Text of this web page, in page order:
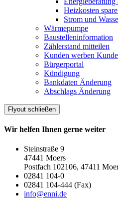
Heizkosten
Strom und
Wärmepumpe
Baustelleninformation
Zählerstand mitteilen
Kunden werben
Bürgerportal
Kündigung
Bankdaten Änderung
Abschlags Änderung
Flyout schließen
Wir helfen Ihnen gerne weiter
Steinstraße 9
47441 Moers
Postfach 102106, 47411
02841 104-0
02841 104-444 (Fax)
info@enni.de